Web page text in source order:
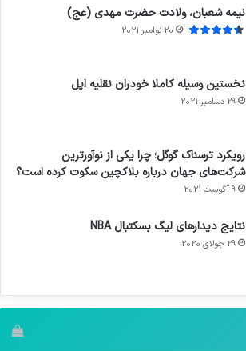
نیمه شعبان، ولادت حضرت مهدی (عج)
20 نوامبر 2021
نخستین وسیله کاملا خودران نقلیه اپل
29 دسامبر 2021
رویکرد ترسناک گوگل؛ چرا یکی از نوآورترین
شرکت‌های جهان درباره بلاکچین سکوت کرده است؟
9 آگوست 2021
نتایج دیدار‌های لیگ بسکتبال NBA
29 جولای 2020